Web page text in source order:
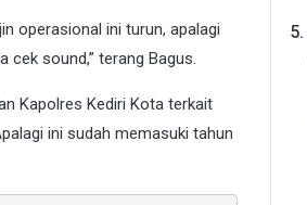
operasional ini turun, apalagi
cek sound,” terang Bagus.
Kapolres Kediri Kota terkait
ini sudah memasuki tahun